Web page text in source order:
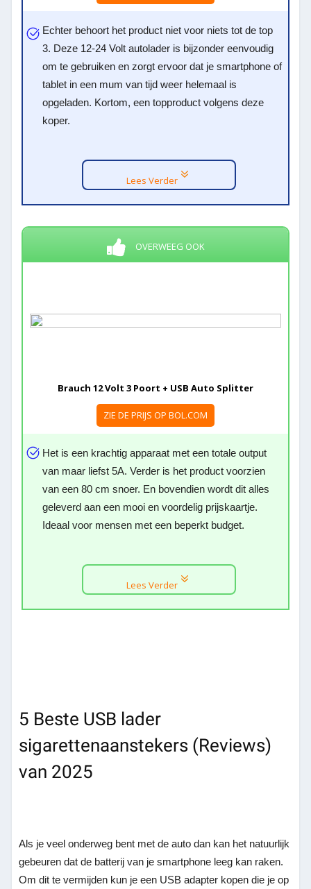
Echter behoort het product niet voor niets tot de top
3. Deze 12-24 Volt autolader is bijzonder eenvoudig
om te gebruiken en zorgt ervoor dat je smartphone of
tablet in een mum van tijd weer helemaal is
opgeladen. Kortom, een topproduct volgens deze
koper.
Lees Verder
OVERWEEG OOK
Brauch 12 Volt 3 Poort + USB Auto Splitter
ZIE DE PRIJS OP BOL.COM
Het is een krachtig apparaat met een totale output
van maar liefst 5A. Verder is het product voorzien
van een 80 cm snoer. En bovendien wordt dit alles
geleverd aan een mooi en voordelig prijskaartje.
Ideaal voor mensen met een beperkt budget.
Lees Verder
5 Beste USB lader
sigarettenaanstekers (Reviews)
van 2025
Als je veel onderweg bent met de auto dan kan het natuurlijk
gebeuren dat de batterij van je smartphone leeg kan raken.
Om dit te vermijden kun je een USB adapter kopen die je op